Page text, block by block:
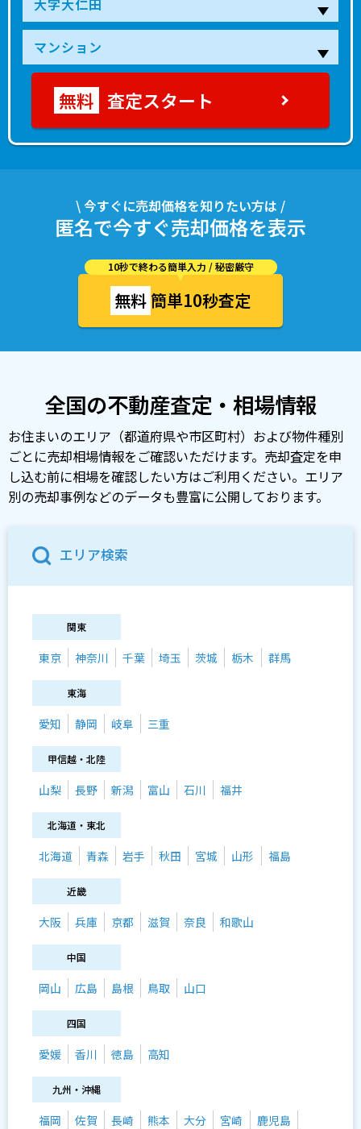
査定スタート
\ 今すぐに売却価格を知りたい方は /
匿名で今すぐ売却価格を表示
10秒で終わる簡単入力 / 秘密厳守
無料簡単10秒査定
全国の不動産査定・相場情報
お住まいのエリア（都道府県や市区町村）および物件種別
ごとに売却相場情報をご確認いただけます。売却査定を申
し込む前に相場を確認したい方はご利用ください。エリア
別の売却事例などのデータも豊富に公開しております。
エリア検索
関東
東京 神奈川 千葉 埼玉 茨城 栃木 群馬
東海
愛知 静岡 岐阜 三重
甲信越・北陸
山梨 長野 新潟 富山 石川 福井
北海道・東北
北海道 青森 岩手 秋田 宮城 山形 福島
近畿
大阪 兵庫 京都 滋賀 奈良 和歌山
中国
岡山 広島 島根 鳥取 山口
四国
愛媛 香川 徳島 高知
九州・沖縄
福岡 佐賀 長崎 熊本 大分 宮崎
鹿児島